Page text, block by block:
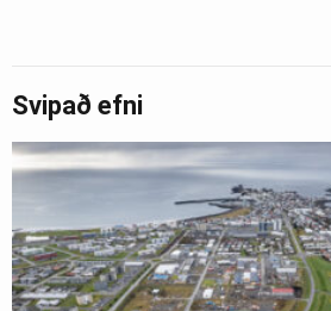
Svipað efni